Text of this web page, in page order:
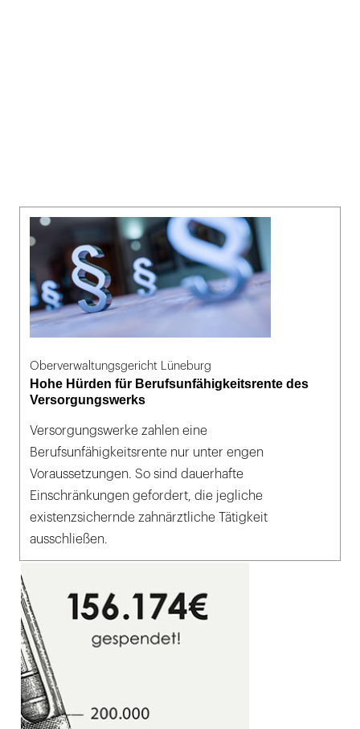
Oberverwaltungsgericht Lüneburg
Hohe Hürden für Berufsunfähigkeitsrente des
Versorgungswerks
Versorgungswerke zahlen eine
Berufsunfähigkeitsrente nur unter engen
Voraussetzungen. So sind dauerhafte
Einschränkungen gefordert, die jegliche
existenzsichernde zahnärztliche Tätigkeit
ausschließen.